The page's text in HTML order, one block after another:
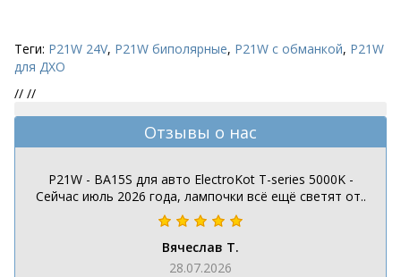
Теги: P21W 24V, P21W биполярные, P21W с обманкой, P21W
для ДХО
// //
Отзывы о нас
P21W - BA15S для авто ElectroKot T-series 5000K -
Сейчас июль 2026 года, лампочки всё ещё светят от..
Вячеслав Т.
28.07.2026